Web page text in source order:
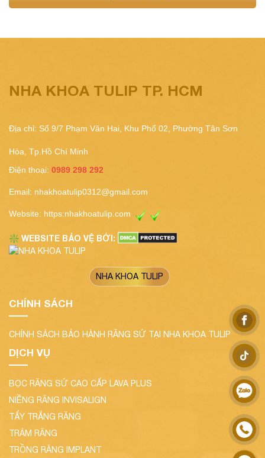
NHA KHOA TULIP TP. HCM
Địa chỉ: Số 9/7 Phạm Văn Hai, Khu Phố 02, Phường Tân Sơn
Hòa, Tp.Hồ Chí Minh
Điện thoại: 0989 298 292
Email: nhakhoatulip0312@gmail.com
Website: https:nhakhoatulip.com
❇️ WEBSITE BẢO VỆ BỞI:
NHA KHOA TULIP
CHÍNH SÁCH
CHÍNH SÁCH BẢO HÀNH RĂNG SỨ TẠI NHA KHOA TULIP
DỊCH VỤ
BỌC RĂNG SỨ CAO CẤP LAVA PLUS
NIỀNG RĂNG INVISALIGN
TẨY TRẮNG RĂNG
TRÁM RĂNG
TRỒNG RĂNG IMPLANT